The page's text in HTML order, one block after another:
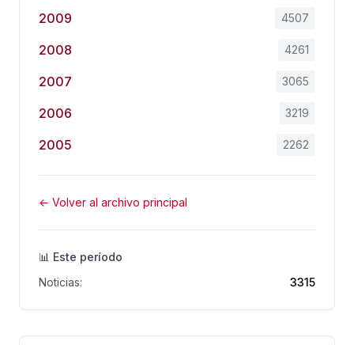
2009 4507
2008 4261
2007 3065
2006 3219
2005 2262
← Volver al archivo principal
📊 Este período
Noticias:
3315